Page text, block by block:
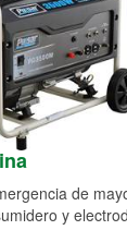
de
y